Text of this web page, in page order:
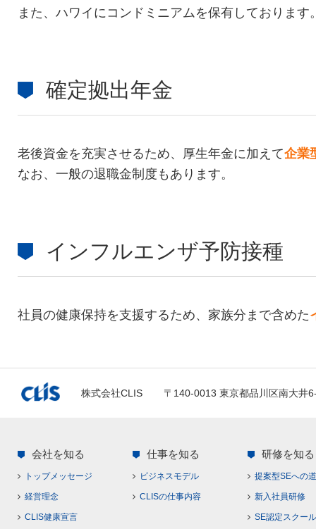
また、ハワイにコンドミニアムを保有しております
確定拠出年金
老後資金を充実させるため、厚生年金に加えて企業
なお、一般の退職金制度もあります。
インフルエンザ予防接種
社員の健康保持を支援するため、家族分まで含めた
株式会社CLIS 〒140-0013 東京都品川区南大井
会社を知る
トップメッセージ
経営理念
CLIS健康宣言
仕事を知る
ビジネスモデル
CLISの仕事内容
研修を知る
提案型SEへの道
新入社員研修
SE認定スクール